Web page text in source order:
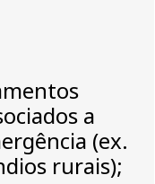
a
(ex.
rurais);